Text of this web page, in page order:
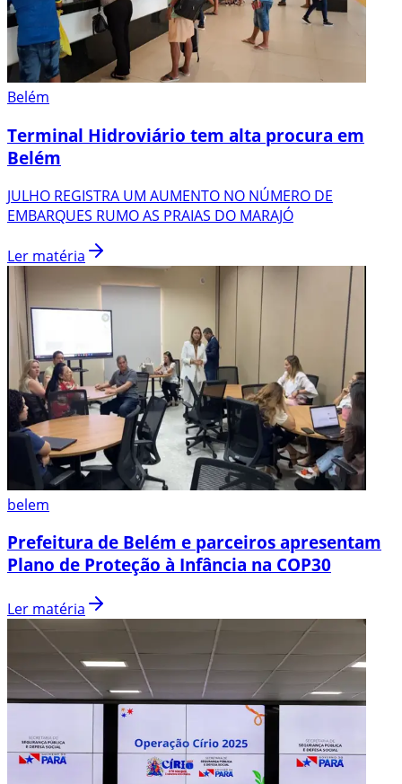
Belém
Terminal Hidroviário tem alta procura em
Belém
JULHO REGISTRA UM AUMENTO NO NÚMERO DE
EMBARQUES RUMO AS PRAIAS DO MARAJÓ
Ler matéria
belem
Prefeitura de Belém e parceiros apresentam
Plano de Proteção à Infância na COP30
Ler matéria